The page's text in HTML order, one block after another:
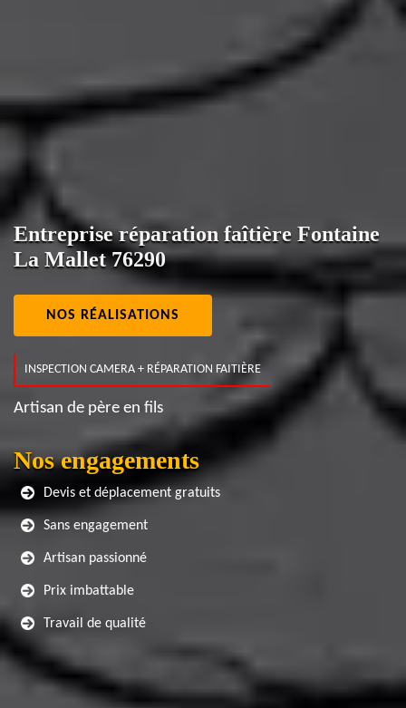
Entreprise réparation faîtière Fontaine
La Mallet 76290
NOS RÉALISATIONS
INSPECTION CAMERA + RÉPARATION FAITIÈRE
Artisan de père en fils
Nos engagements
Devis et déplacement gratuits
Sans engagement
Artisan passionné
Prix imbattable
Travail de qualité